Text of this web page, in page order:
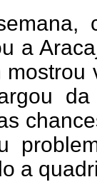
a
mostrou
a